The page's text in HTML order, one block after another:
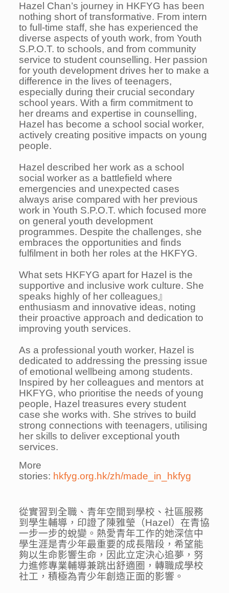
Hazel Chan’s journey in HKFYG has been
nothing short of transformative. From intern
to full-time staff, she has experienced the
diverse aspects of youth work, from Youth
S.P.O.T. to schools, and from community
service to student counselling. Her passion
for youth development drives her to make a
difference in the lives of teenagers,
especially during their crucial secondary
school years. With a firm commitment to
her dreams and expertise in counselling,
Hazel has become a school social worker,
actively creating positive impacts on young
people.
Hazel described her work as a school
social worker as a battlefield where
emergencies and unexpected cases
always arise compared with her previous
work in Youth S.P.O.T. which focused more
on general youth development
programmes. Despite the challenges, she
embraces the opportunities and finds
fulfilment in both her roles at the HKFYG.
What sets HKFYG apart for Hazel is the
supportive and inclusive work culture. She
speaks highly of her colleagues』
enthusiasm and innovative ideas, noting
their proactive approach and dedication to
improving youth services.
As a professional youth worker, Hazel is
dedicated to addressing the pressing issue
of emotional wellbeing among students.
Inspired by her colleagues and mentors at
HKFYG, who prioritise the needs of young
people, Hazel treasures every student
case she works with. She strives to build
strong connections with teenagers, utilising
her skills to deliver exceptional youth
services.
More
stories: hkfyg.org.hk/zh/made_in_hkfyg
從實習到全職、青年空間到學校、社區服務
到學生輔導，印證了陳雅瑩（Hazel）在青協
一步一步的蛻變。熱愛青年工作的她深信中
學生涯是青少年最重要的成長階段，希望能
夠以生命影響生命，因此立定決心追夢，努
力進修專業輔導兼跳出舒適圈，轉職成學校
社工，積極為青少年創造正面的影響。